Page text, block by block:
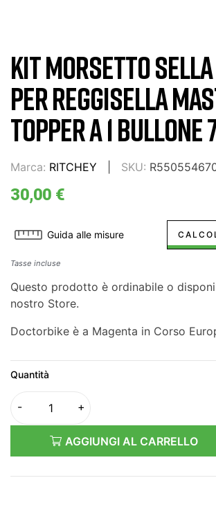
KIT MORSETTO
PER REGGISELLA
TOPPER A 1
Marca: RITCHEY SKU:
30,00 €
Guida alle misure
Tasse incluse
Questo prodotto è ordinabile o
nostro Store.
Doctorbike è a Magenta in Corso
Quantità
AGGIUNGI AL CARRELLO